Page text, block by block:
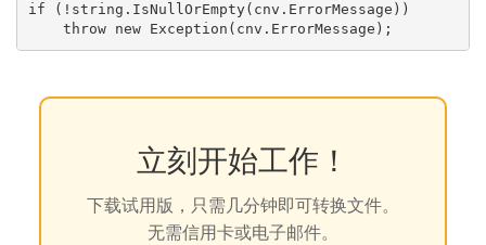
if (!string.IsNullOrEmpty(cnv.ErrorMessage))
立刻开始工作！
下载试用版，只需几分钟即可转换文件。
无需信用卡或电子邮件。